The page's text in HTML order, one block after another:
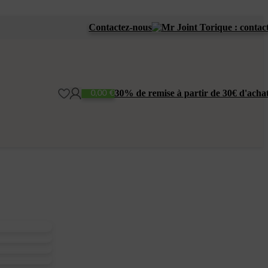
Contactez-nous
0,00€30% de remise à partir de 30€